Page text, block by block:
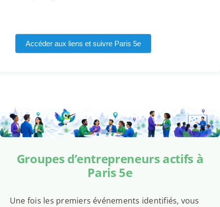
Accéder aux liens et suivre Paris 5e
Groupes d’entrepreneurs actifs à
Paris 5e
Une fois les premiers événements identifiés, vous